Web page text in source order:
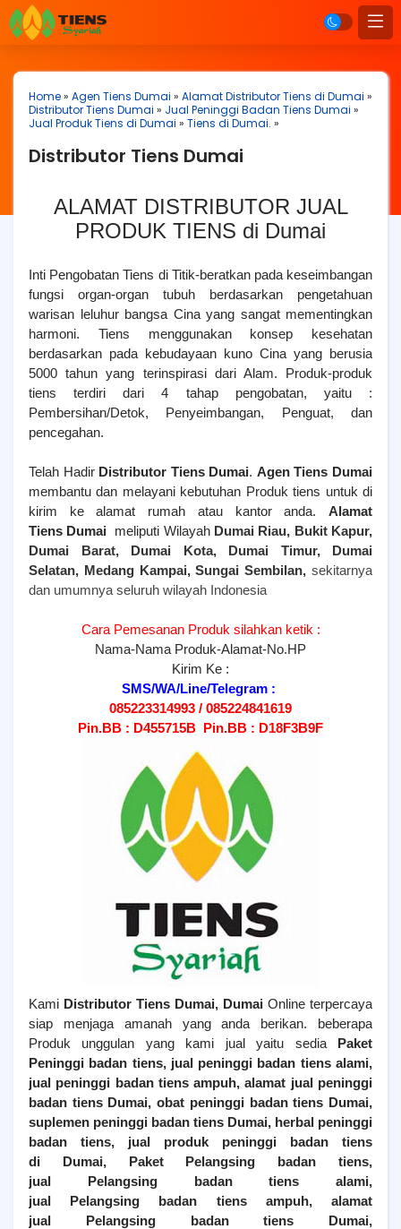
Home» Agen Tiens Dumai » Alamat Distributor Tiens di Dumai »
Distributor Tiens Dumai » Jual Peninggi Badan Tiens Dumai »
Jual Produk Tiens di Dumai » Tiens di Dumai. »
Distributor Tiens Dumai
ALAMAT DISTRIBUTOR JUAL
PRODUK TIENS di Dumai
Inti Pengobatan Tiens di Titik-beratkan pada keseimbangan
fungsi organ-organ tubuh berdasarkan pengetahuan
warisan leluhur bangsa Cina yang sangat mementingkan
harmoni. Tiens menggunakan konsep kesehatan
berdasarkan pada kebudayaan kuno Cina yang berusia
5000 tahun yang terinspirasi dari Alam. Produk-produk
tiens terdiri dari 4 tahap pengobatan, yaitu :
Pembersihan/Detok, Penyeimbangan, Penguat, dan
pencegahan.
Telah Hadir Distributor Tiens Dumai. Agen Tiens Dumai
membantu dan melayani kebutuhan Produk tiens untuk di
kirim ke alamat rumah atau kantor anda. Alamat
Tiens Dumai meliputi Wilayah Dumai Riau, Bukit Kapur,
Dumai Barat, Dumai Kota, Dumai Timur, Dumai
Selatan, Medang Kampai, Sungai Sembilan, sekitarnya
dan umumnya seluruh wilayah Indonesia
Cara Pemesanan Produk silahkan ketik :
Nama-Nama Produk-Alamat-No.HP
Kirim Ke :
SMS/WA/Line/Telegram :
085223314993 / 085224841619
Pin.BB : D455715B Pin.BB : D18F3B9F
Kami Distributor Tiens Dumai, Dumai Online terpercaya
siap menjaga amanah yang anda berikan. beberapa
Produk unggulan yang kami jual yaitu sedia Paket
Peninggi badan tiens, jual peninggi badan tiens alami,
jual peninggi badan tiens ampuh, alamat jual peninggi
badan tiens Dumai, obat peninggi badan tiens Dumai,
suplemen peninggi badan tiens Dumai, herbal peninggi
badan tiens, jual produk peninggi badan tiens
di Dumai, Paket Pelangsing badan tiens,
jual Pelangsingbadan tiens alami,
jual Pelangsing badan tiens ampuh, alamat
jual Pelangsingbadan tiens Dumai,